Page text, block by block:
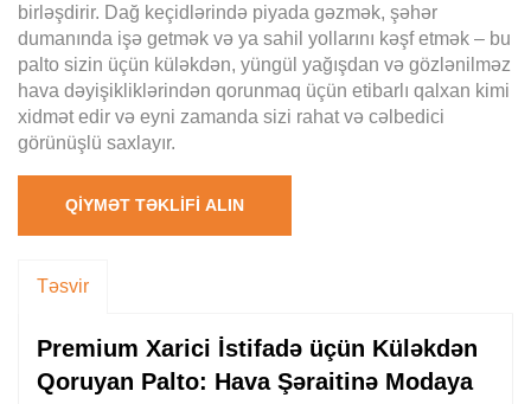
birləşdirir. Dağ keçidlərində piyada gəzmək, şəhər
dumanında işə getmək və ya sahil yollarını kəşf etmək – bu
palto sizin üçün küləkdən, yüngül yağışdan və gözlənilməz
hava dəyişikliklərindən qorunmaq üçün etibarlı qalxan kimi
xidmət edir və eyni zamanda sizi rahat və cəlbedici
görünüşlü saxlayır.
QIYMƏT TƏKLIFI ALIN
Təsvir
Premium Xarici İstifadə üçün Küləkdən
Qoruyan Palto: Hava Şəraitinə Modaya